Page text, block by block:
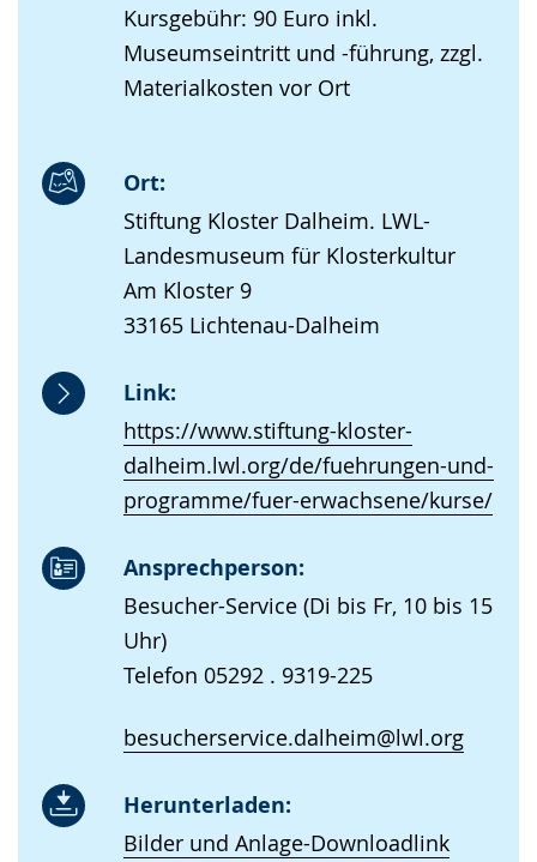
Kursgebühr: 90 Euro inkl.
Museumseintritt und -führung, zzgl.
Materialkosten vor Ort
Ort:
Stiftung Kloster Dalheim. LWL-
Landesmuseum für Klosterkultur
Am Kloster 9
33165 Lichtenau-Dalheim
Link:
https://www.stiftung-kloster-
dalheim.lwl.org/de/fuehrungen-und-
programme/fuer-erwachsene/kurse/
Ansprechperson:
Besucher-Service (Di bis Fr, 10 bis 15
Uhr)
Telefon 05292 . 9319-225
besucherservice.dalheim@lwl.org
Herunterladen:
Bilder und Anlage-Downloadlink